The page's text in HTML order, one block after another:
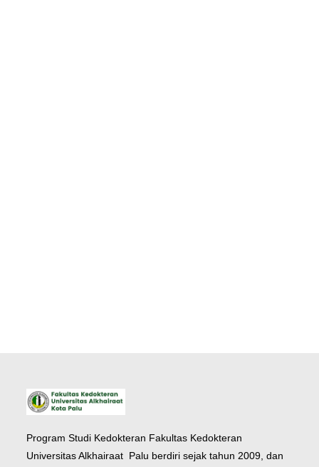
Program Studi Kedokteran Fakultas Kedokteran
Universitas Alkhairaat Palu berdiri sejak tahun 2009, dan